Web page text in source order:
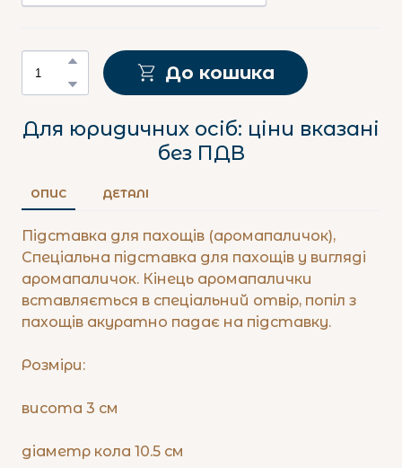
До кошика
Для юридичних осіб: ціни вказані
без ПДВ
ОПИС ДЕТАЛІ
Підставка для пахощів (аромапаличок),
Спеціальна підставка для пахощів у вигляді
аромапаличок. Кінець аромапалички
вставляється в спеціальний отвір, попіл з
пахощів акуратно падає на підставку.
Розміри:
висота 3 см
діаметр кола 10.5 см